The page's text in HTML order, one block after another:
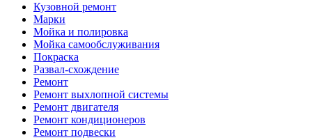
Кузовной ремонт
Марки
Мойка и полировка
Мойка самообслуживания
Покраска
Развал-схождение
Ремонт
Ремонт выхлопной системы
Ремонт двигателя
Ремонт кондиционеров
Ремонт подвески